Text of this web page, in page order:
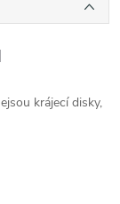
krájecí disky,